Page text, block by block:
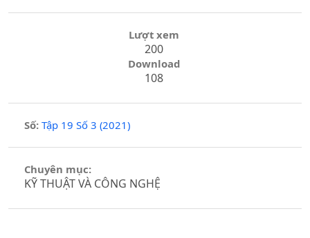
Lượt xem
200
Download
108
Số: Tập 19 Số 3 (2021)
Chuyên mục:
KỸ THUẬT VÀ CÔNG NGHỆ